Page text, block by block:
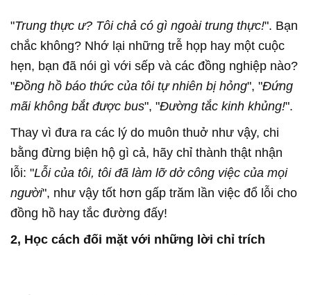
"Trung thực ư? Tôi chả có gì ngoài trung thực!". Bạn
chắc không? Nhớ lại những trễ họp hay một cuộc
hẹn, bạn đã nói gì với sếp và các đồng nghiệp nào?
"Đồng hồ báo thức của tôi tự nhiên bị hỏng", "Đứng
mãi không bắt được bus", "Đường tắc kinh khủng!".
Thay vì đưa ra các lý do muôn thuở như vậy, chi
bằng đừng biện hộ gì cả, hãy chỉ thành thật nhận
lỗi: "Lỗi của tôi, tôi đã làm lỡ dở công việc của mọi
người", như vậy tốt hơn gấp trăm lần việc đổ lỗi cho
đồng hồ hay tắc đường đấy!
2, Học cách đối mặt với những lời chỉ trích